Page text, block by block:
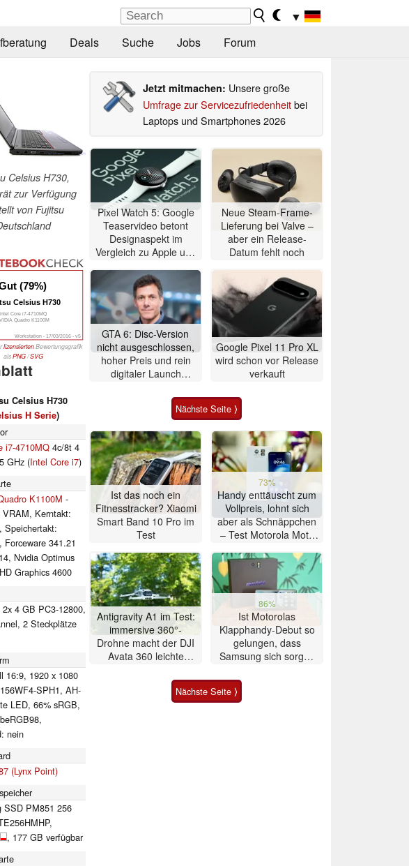
▼
Deals Suche Jobs Forum
Celsius H730,
zur Verfügung
von Fujitsu
(79%)
Celsius H730
Intel Core i7-4710MQ
Quadro K1100M
Workstation - 17/03/2016 - v5
lizensiertenBewertungsgrafik
alsPNG/SVG
Celsius H730
H Serie)
i7-4710MQ 4c/8t 4
GHz (Intel Core i7)
K1100M -
Kerntakt:
Speichertakt:
Forceware 341.21
Nvidia Optimus
Graphics 4600
2x 4 GB PC3-12800,
2 Steckplätze
16:9, 1920 x 1080
SPH1, AH-
LED, 66% sRGB,
nein
(Lynx Point)
SSD PM851 256
, 177 GB verfügbar
Jetzt mitmachen: Unsere große
Umfrage zur Servicezufriedenheitbei
Laptops und Smartphones 2026
Pixel Watch 5: Google
Teaservideo betont
Designaspekt im
Vergleich zu Apple und
Neue Steam-Frame-
Lieferung bei Valve –
aber ein Release-
Datum fehlt noch
GTA 6: Disc-Version
nicht ausgeschlossen,
hoher Preis und rein
digitaler Launch
Google Pixel 11 Pro XL
wird schon vor Release
verkauft
Nächste Seite ⟩
Ist das noch ein
Fitnesstracker? Xiaomi
Smart Band 10 Pro im
Test
73%
Handy enttäuscht zum
Vollpreis, lohnt sich
aber als Schnäppchen
– Test Motorola Moto
Antigravity A1 im Test:
immersive 360°-
Drohne macht der DJI
Avata 360 leichte
86%
Ist Motorolas
Klapphandy-Debut so
gelungen, dass
Samsung sich sorgen
Smartphone im Test
Nächste Seite ⟩